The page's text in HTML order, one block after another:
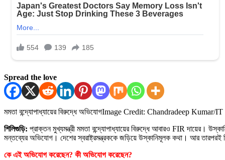
Spread the love
মমতা বন্দ্যোপাধ্যায়ের বিরুদ্ধে অভিযোগImage Credit: Chandradeep Kumar/
শিলিগুড়ি: প্রাক্তন মুখ্যমন্ত্রী মমতা বন্দ্যোপাধ্যায়ের বিরুদ্ধে আবারও FIR দায়ের।
মন্তব্যের অভিযোগ। দেশের স্বরাষ্ট্রমন্ত্রককে জড়িয়ে উস্কানিমূলক কথা। আর তারপরই
কে এই অভিযোগ করেছেন? কী অভিযোগ করেছেন?